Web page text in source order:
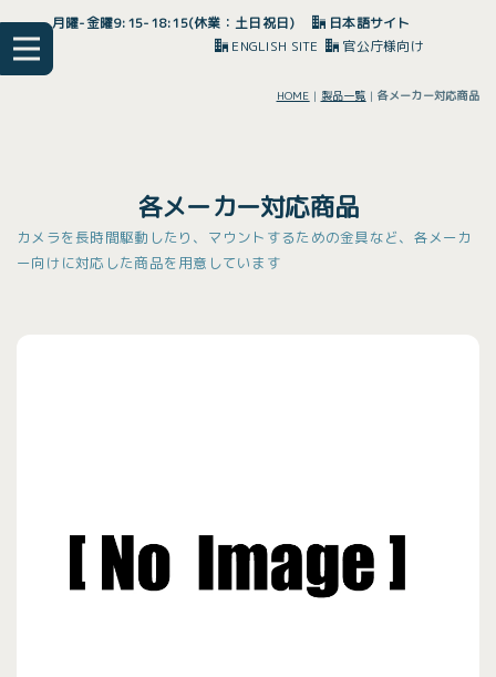
月曜-金曜9:15-18:15(休業：土日祝日)
日本語サイト
ENGLISH SITE
官公庁様向け
HOME | 製品一覧 | 各メーカー対応商品
各メーカー対応商品
カメラを長時間駆動したり、マウントするための金具など、各メーカ
ー向けに対応した商品を用意しています